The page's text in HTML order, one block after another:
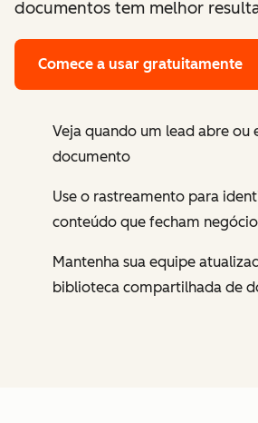
documentos tem melhor
Comece a usar gratuitamente
Veja quando um lead abre ou
documento
Use o rastreamento para
conteúdo que fecham
Mantenha sua equipe
biblioteca compartilhada de